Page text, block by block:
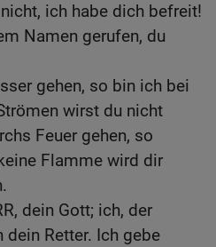
ich habe dich befreit!
Namen gerufen, du
gehen, so bin ich bei
wirst du nicht
Feuer gehen, so
Flamme wird dir
dein Gott; ich, der
Retter. Ich gebe